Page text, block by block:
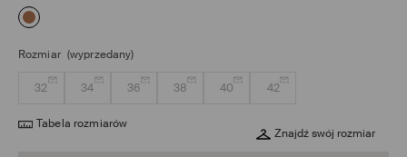
Rozmiar (wyprzedany)
32 34 36 38 40 42
Tabela rozmiarów
Znajdź swój rozmiar